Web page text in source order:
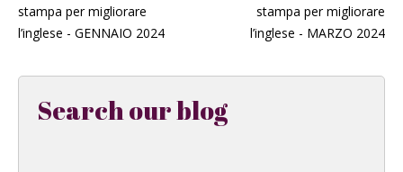
stampa per migliorare
l’inglese - GENNAIO 2024
stampa per migliorare
l’inglese - MARZO 2024
Search our blog